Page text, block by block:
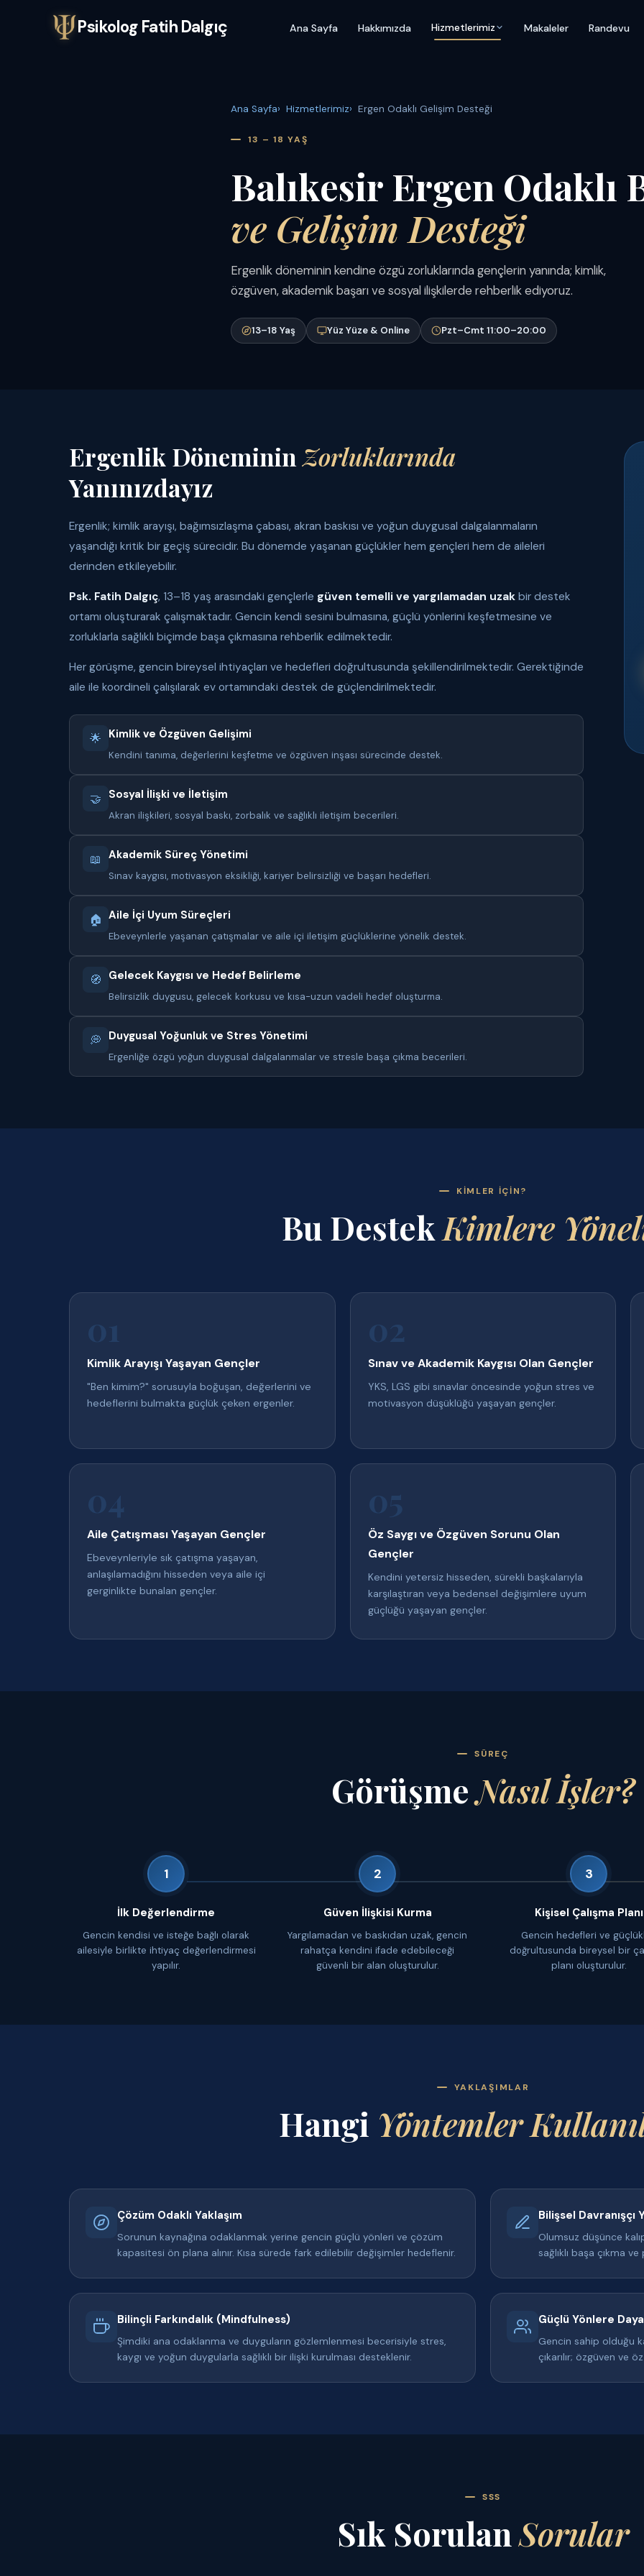
Psikolog Fatih Dalgıç Ana Sayfa Hakkımızda Hizmetlerimiz Makaleler Randevu
Ana Sayfa Hizmetlerimiz Ergen Odaklı Gelişim Desteği
13 – 18 YAŞ
Balıkesir Ergen Odaklı
ve Gelişim Desteği
Ergenlik döneminin kendine özgü zorluklarında gençlerin yanında; kimlik,
özgüven, akademik başarı ve sosyal ilişkilerde rehberlik ediyoruz.
13–18 Yaş Yüz Yüze & Online Pzt–Cmt 11:00–20:00
Ergenlik DönemininZorluklarında
Yanınızdayız
Ergenlik; kimlik arayışı, bağımsızlaşma çabası, akran baskısı ve yoğun duygusal dalgalanmaların
yaşandığı kritik bir geçiş sürecidir. Bu dönemde yaşanan güçlükler hem gençleri hem de aileleri
derinden etkileyebilir.
Psk. Fatih Dalgıç, 13–18 yaş arasındaki gençlerle güven temelli ve yargılamadan uzak bir destek
ortamı oluşturarak çalışmaktadır. Gencin kendi sesini bulmasına, güçlü yönlerini keşfetmesine ve
zorluklarla sağlıklı biçimde başa çıkmasına rehberlik edilmektedir.
Her görüşme, gencin bireysel ihtiyaçları ve hedefleri doğrultusunda şekillendirilmektedir. Gerektiğinde
aile ile koordineli çalışılarak ev ortamındaki destek de güçlendirilmektedir.
🌟 Kimlik ve Özgüven Gelişimi
Kendini tanıma, değerlerini keşfetme ve özgüven inşası sürecinde destek.
🤝 Sosyal İlişki ve İletişim
Akran ilişkileri, sosyal baskı, zorbalık ve sağlıklı iletişim becerileri.
📖 Akademik Süreç Yönetimi
Sınav kaygısı, motivasyon eksikliği, kariyer belirsizliği ve başarı hedefleri.
🏠 Aile İçi Uyum Süreçleri
Ebeveynlerle yaşanan çatışmalar ve aile içi iletişim güçlüklerine yönelik destek.
🧭 Gelecek Kaygısı ve Hedef Belirleme
Belirsizlik duygusu, gelecek korkusu ve kısa-uzun vadeli hedef oluşturma.
💭 Duygusal Yoğunluk ve Stres Yönetimi
Ergenliğe özgü yoğun duygusal dalgalanmalar ve stresle başa çıkma becerileri.
KIMLER İÇIN?
Bu DestekKimlere
01
Kimlik Arayışı Yaşayan Gençler
"Ben kimim?" sorusuyla boğuşan, değerlerini ve
hedeflerini bulmakta güçlük çeken ergenler.
02
Sınav ve Akademik Kaygısı Olan Gençler
YKS, LGS gibi sınavlar öncesinde yoğun stres ve
motivasyon düşüklüğü yaşayan gençler.
04
Aile Çatışması Yaşayan Gençler
Ebeveynleriyle sık çatışma yaşayan,
anlaşılamadığını hisseden veya aile içi
gerginlikte bunalan gençler.
05
Öz Saygı ve Özgüven Sorunu Olan
Gençler
Kendini yetersiz hisseden, sürekli başkalarıyla
karşılaştıran veya bedensel değişimlere uyum
güçlüğü yaşayan gençler.
SÜREÇ
GörüşmeNasıl İşler?
1
İlk Değerlendirme
Gencin kendisi ve isteğe bağlı olarak
ailesiyle birlikte ihtiyaç değerlendirmesi
yapılır.
2
Güven İlişkisi Kurma
Yargılamadan ve baskıdan uzak, gencin
rahatça kendini ifade edebileceği
güvenli bir alan oluşturulur.
3
Kişisel Çalışma Planı
Gencin hedefleri ve
doğrultusunda bireysel bir
planı oluşturulur.
YAKLAŞIMLAR
Hangi Yöntemler
Çözüm Odaklı Yaklaşım
Sorunun kaynağına odaklanmak yerine gencin güçlü yönleri ve çözüm
kapasitesi ön plana alınır. Kısa sürede fark edilebilir değişimler hedeflenir.
Bilişsel Davranışçı
Olumsuz düşünce
sağlıklı başa çıkma
Bilinçli Farkındalık (Mindfulness)
Şimdiki ana odaklanma ve duyguların gözlemlenmesi becerisiyle stres,
kaygı ve yoğun duygularla sağlıklı bir ilişki kurulması desteklenir.
Güçlü Yönlere
Gencin sahip olduğu
çıkarılır; özgüven ve
SSS
Sık SorulanSorular